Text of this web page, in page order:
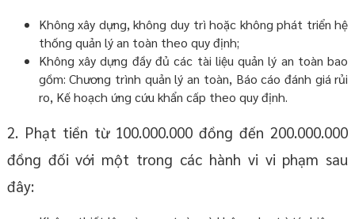
Không xây dựng, không duy trì hoặc không phát triển hệ
thống quản lý an toàn theo quy định;
Không xây dựng đầy đủ các tài liệu quản lý an toàn bao
gồm: Chương trình quản lý an toàn, Báo cáo đánh giá rủi
ro, Kế hoạch ứng cứu khẩn cấp theo quy định.
2. Phạt tiền từ 100.000.000 đồng đến 200.000.000
đồng đối với một trong các hành vi vi phạm sau
đây: